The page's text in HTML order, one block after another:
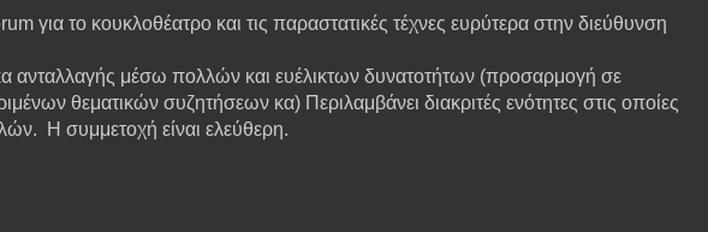
για το κουκλοθέατρο και τις παραστατικές τέχνες ευρύτερα στην διεύθυνση
ανταλλαγής μέσω πολλών και ευέλικτων δυνατοτήτων (προσαρμογή σε
θεματικών συζητήσεων κα) Περιλαμβάνει διακριτές ενότητες στις οποίες
Η συμμετοχή είναι ελεύθερη.